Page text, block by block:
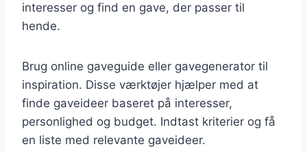
interesser og find en gave, der passer til
hende.
Brug online gaveguide eller gavegenerator til
inspiration. Disse værktøjer hjælper med at
finde gaveideer baseret på interesser,
personlighed og budget. Indtast kriterier og få
en liste med relevante gaveideer.